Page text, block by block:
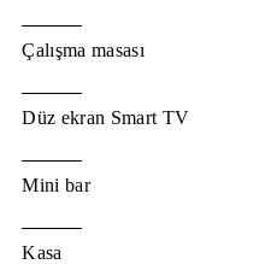
Çalışma masası
Düz ekran Smart TV
Mini bar
Kasa